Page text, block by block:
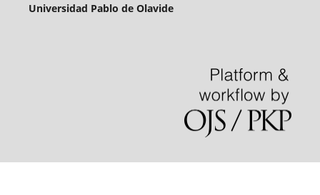
Universidad Pablo de Olavide